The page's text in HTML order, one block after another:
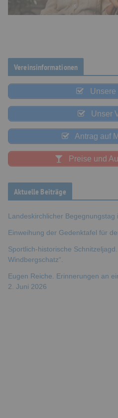
Vereinsinformationen
Unsere
Unser
Antrag auf
Preise und
Aktuelle Beiträge
Landeskirchlicher
Einweihung der Gedenktafel für
Sportlich-historische
Windbergschatz“.
Eugen Reiche. Erinnerungen an
2. Juni 2026